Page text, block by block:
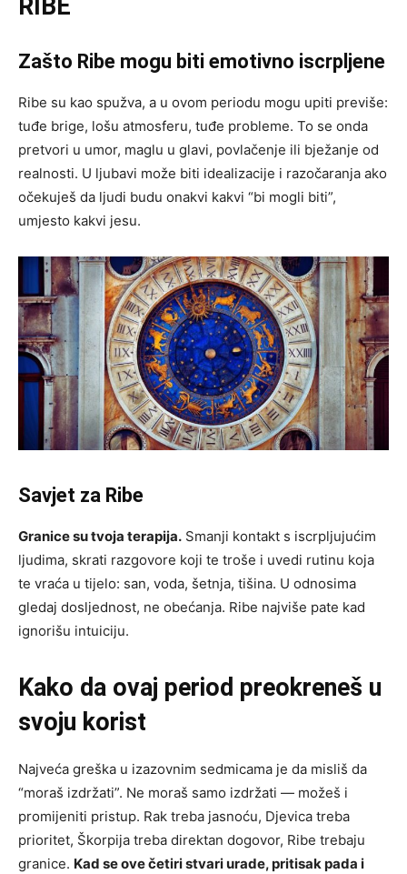
RIBE
Zašto Ribe mogu biti emotivno iscrpljene
Ribe su kao spužva, a u ovom periodu mogu upiti previše:
tuđe brige, lošu atmosferu, tuđe probleme. To se onda
pretvori u umor, maglu u glavi, povlačenje ili bježanje od
realnosti. U ljubavi može biti idealizacije i razočaranja ako
očekuješ da ljudi budu onakvi kakvi “bi mogli biti”,
umjesto kakvi jesu.
Savjet za Ribe
Granice su tvoja terapija. Smanji kontakt s iscrpljujućim
ljudima, skrati razgovore koji te troše i uvedi rutinu koja
te vraća u tijelo: san, voda, šetnja, tišina. U odnosima
gledaj dosljednost, ne obećanja. Ribe najviše pate kad
ignorišu intuiciju.
Kako da ovaj period preokreneš u
svoju korist
Najveća greška u izazovnim sedmicama je da misliš da
“moraš izdržati”. Ne moraš samo izdržati — možeš i
promijeniti pristup. Rak treba jasnoću, Djevica treba
prioritet, Škorpija treba direktan dogovor, Ribe trebaju
granice. Kad se ove četiri stvari urade, pritisak pada i